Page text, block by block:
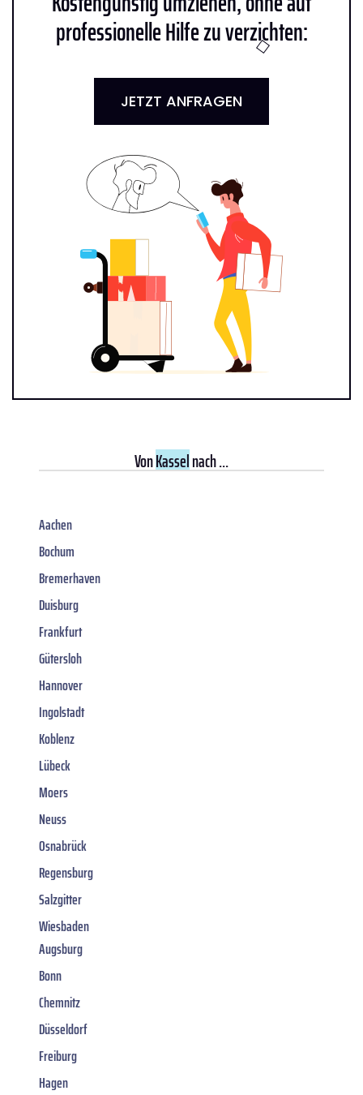
professionelle Hilfe zu verzichten:
JETZT ANFRAGEN
VonKasselnach ...
Aachen
Bochum
Bremerhaven
Duisburg
Frankfurt
Gütersloh
Hannover
Ingolstadt
Koblenz
Lübeck
Moers
Neuss
Osnabrück
Regensburg
Salzgitter
Wiesbaden
Augsburg
Bonn
Chemnitz
Düsseldorf
Freiburg
Hagen